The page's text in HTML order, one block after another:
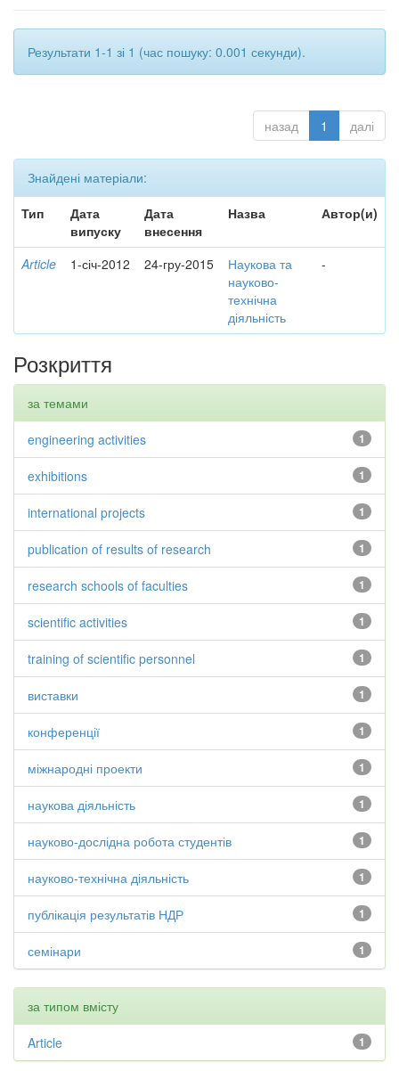
Результати 1-1 зі 1 (час пошуку: 0.001 секунди).
назад 1 далі
Знайдені матеріали:
Тип
Дата
випуску
Дата
внесення
Назва Автор(и)
Article 1-січ-2012 24-гру-2015
Наукова та
науково-
технічна
діяльність
-
Розкриття
за темами
1
engineering activities
1
exhibitions
1
international projects
1
publication of results of research
1
research schools of faculties
1
scientific activities
1
training of scientific personnel
1
виставки
1
конференції
1
міжнародні проекти
1
наукова діяльність
1
науково-дослідна робота студентів
1
науково-технічна діяльність
1
публікація результатів НДР
1
семінари
за типом вмісту
1
Article